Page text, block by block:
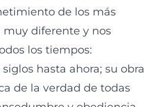
de los más
muy diferente y nos
los tiempos:
hasta ahora; su obra
de la verdad de todas